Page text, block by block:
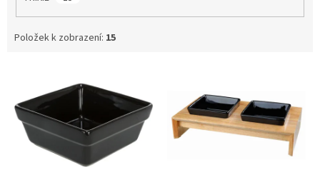
Položek k zobrazení: 15
p